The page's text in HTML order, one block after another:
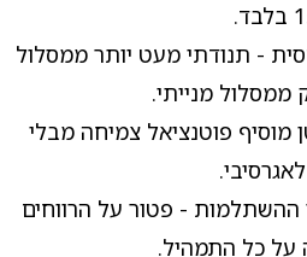
- תנודתי מעט יותר ממסלול
מנייתי.
מוסיף פוטנציאל צמיחה מבלי
- פטור על הרווחים